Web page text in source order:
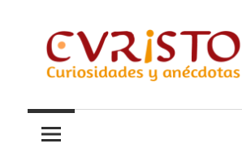
contenido
Curistoria
y
anécdotas